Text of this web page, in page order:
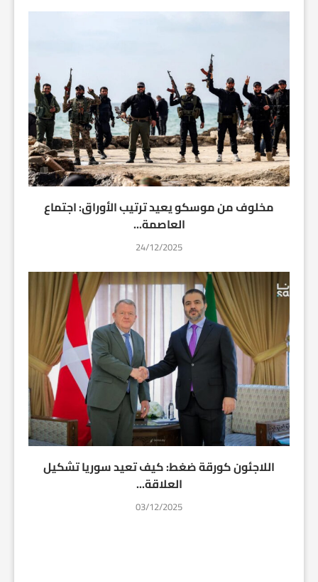
مخلوف من موسكو يعيد ترتيب الأوراق: اجتماع
العاصمة...
24/12/2025
اللاجئون كورقة ضغط: كيف تعيد سوريا تشكيل
العلاقة...
03/12/2025